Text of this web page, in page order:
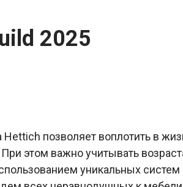
2025
позволяет воплотить в
этом важно учитывать
уникальных